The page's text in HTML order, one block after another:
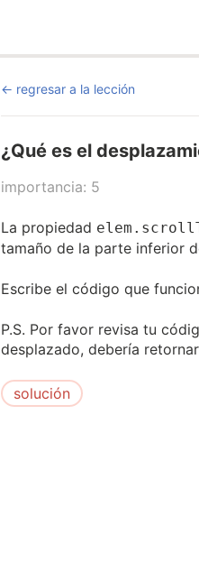
regresar a la lección
¿Qué es el
importancia: 5
La propiedad
tamaño de la parte inferior
Escribe el código que
P.S. Por favor revisa tu
desplazado, debería retornar
solución